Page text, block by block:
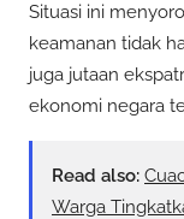
Situasi ini
keamanan tidak
juga jutaan
ekonomi negara
Read also:
Warga